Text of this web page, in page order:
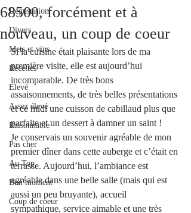
Dégustation
Divers
Mets et vins
Recettes
Elevé
Assez élevé
Raisonnable
Pas cher
Au Top
Bon moment
Coup de coeur
68500, forcément et à
nouveau, un coup de coeur
Si la cuisine était plaisante lors de ma
première visite, elle est aujourd’hui
incomparable. De très bons
assaisonnements, de très belles présentations
et ce midi une cuisson de cabillaud plus que
parfaite et un dessert à damner un saint !
Je conservais un souvenir agréable de mon
premier dîner dans cette auberge et c’était en
terrasse. Aujourd’hui, l’ambiance est
agréable dans une belle salle (mais qui est
aussi un peu bruyante), accueil
sympathique, service aimable et une très